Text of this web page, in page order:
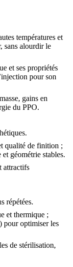
températures et
sans alourdir le
et ses propriétés
pour son
gains en
du PPO.
qualité de finition ;
géométrie stables.
attractifs
répétées.
et thermique ;
pour optimiser les
de stérilisation,